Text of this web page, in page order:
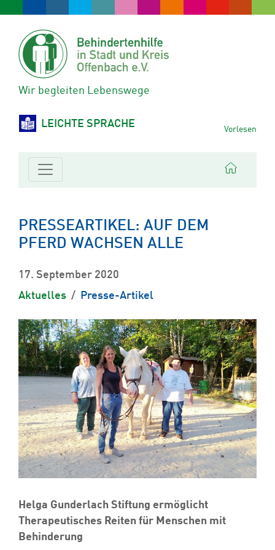
Wir begleiten Lebenswege
LEICHTE SPRACHE Vorlesen
PRESSEARTIKEL: AUF DEM
PFERD WACHSEN ALLE
17. September 2020
Aktuelles
Presse-Artikel
Helga Gunderlach Stiftung ermöglicht
Therapeutisches Reiten für Menschen mit
Behinderung